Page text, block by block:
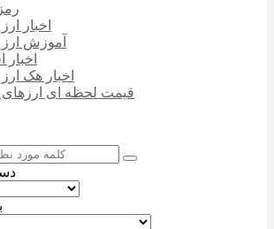
اخبار
آموزش ارز
اخبار هک
قیمت لحظه ای ارزهای